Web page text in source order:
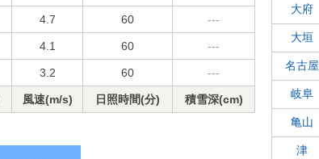
4.7 60 ---
4.1 60 ---
3.2 60 ---
風速(m/s) 日照時間(分) 積雪深(cm)
大府
大垣
名古屋
岐阜
亀山
津